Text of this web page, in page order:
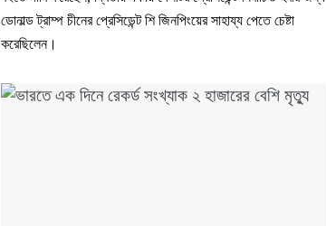
ডোনাল্ড ট্রাম্প চীনের প্রেসিডেন্ট শি জিনপিংয়ের সাহায্য পেতে চেষ্টা
করেছিলেন।